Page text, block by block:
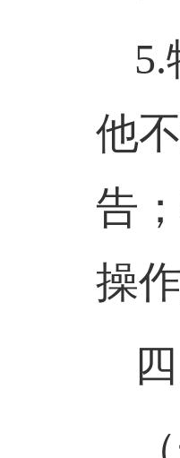
5.
他
告
操